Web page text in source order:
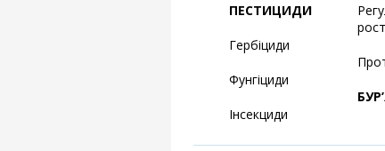
ПЕСТИЦИДИ
Гербіциди
Фунгіциди
Інсекциди